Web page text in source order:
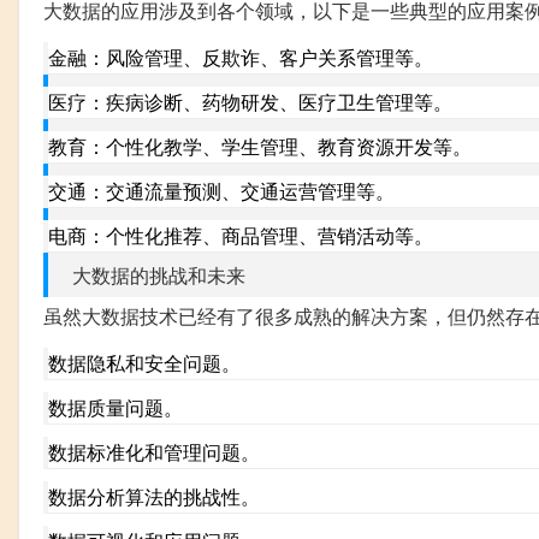
大数据的应用涉及到各个领域，以下是一些典型的应用案
金融：风险管理、反欺诈、客户关系管理等。
医疗：疾病诊断、药物研发、医疗卫生管理等。
教育：个性化教学、学生管理、教育资源开发等。
交通：交通流量预测、交通运营管理等。
电商：个性化推荐、商品管理、营销活动等。
大数据的挑战和未来
虽然大数据技术已经有了很多成熟的解决方案，但仍然存
数据隐私和安全问题。
数据质量问题。
数据标准化和管理问题。
数据分析算法的挑战性。